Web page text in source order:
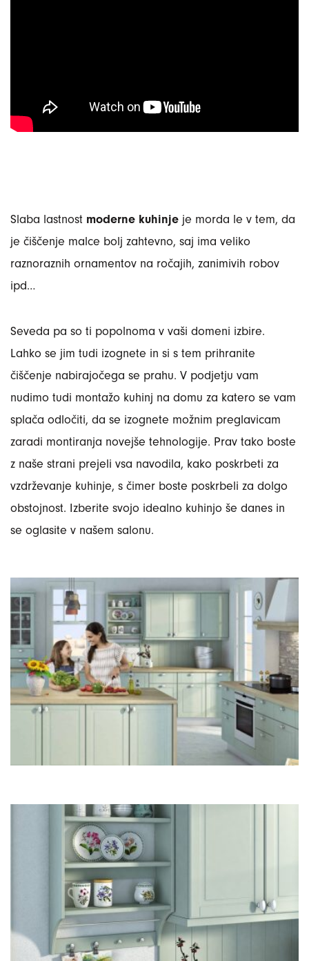
Slaba lastnost moderne kuhinje je morda le v tem, da
je čiščenje malce bolj zahtevno, saj ima veliko
raznoraznih ornamentov na ročajih, zanimivih robov
ipd…
Seveda pa so ti popolnoma v vaši domeni izbire.
Lahko se jim tudi izognete in si s tem prihranite
čiščenje nabirajočega se prahu. V podjetju vam
nudimo tudi montažo kuhinj na domu za katero se vam
splača odločiti, da se izognete možnim preglavicam
zaradi montiranja novejše tehnologije. Prav tako boste
z naše strani prejeli vsa navodila, kako poskrbeti za
vzdrževanje kuhinje, s čimer boste poskrbeli za dolgo
obstojnost. Izberite svojo idealno kuhinjo še danes in
se oglasite v našem salonu.